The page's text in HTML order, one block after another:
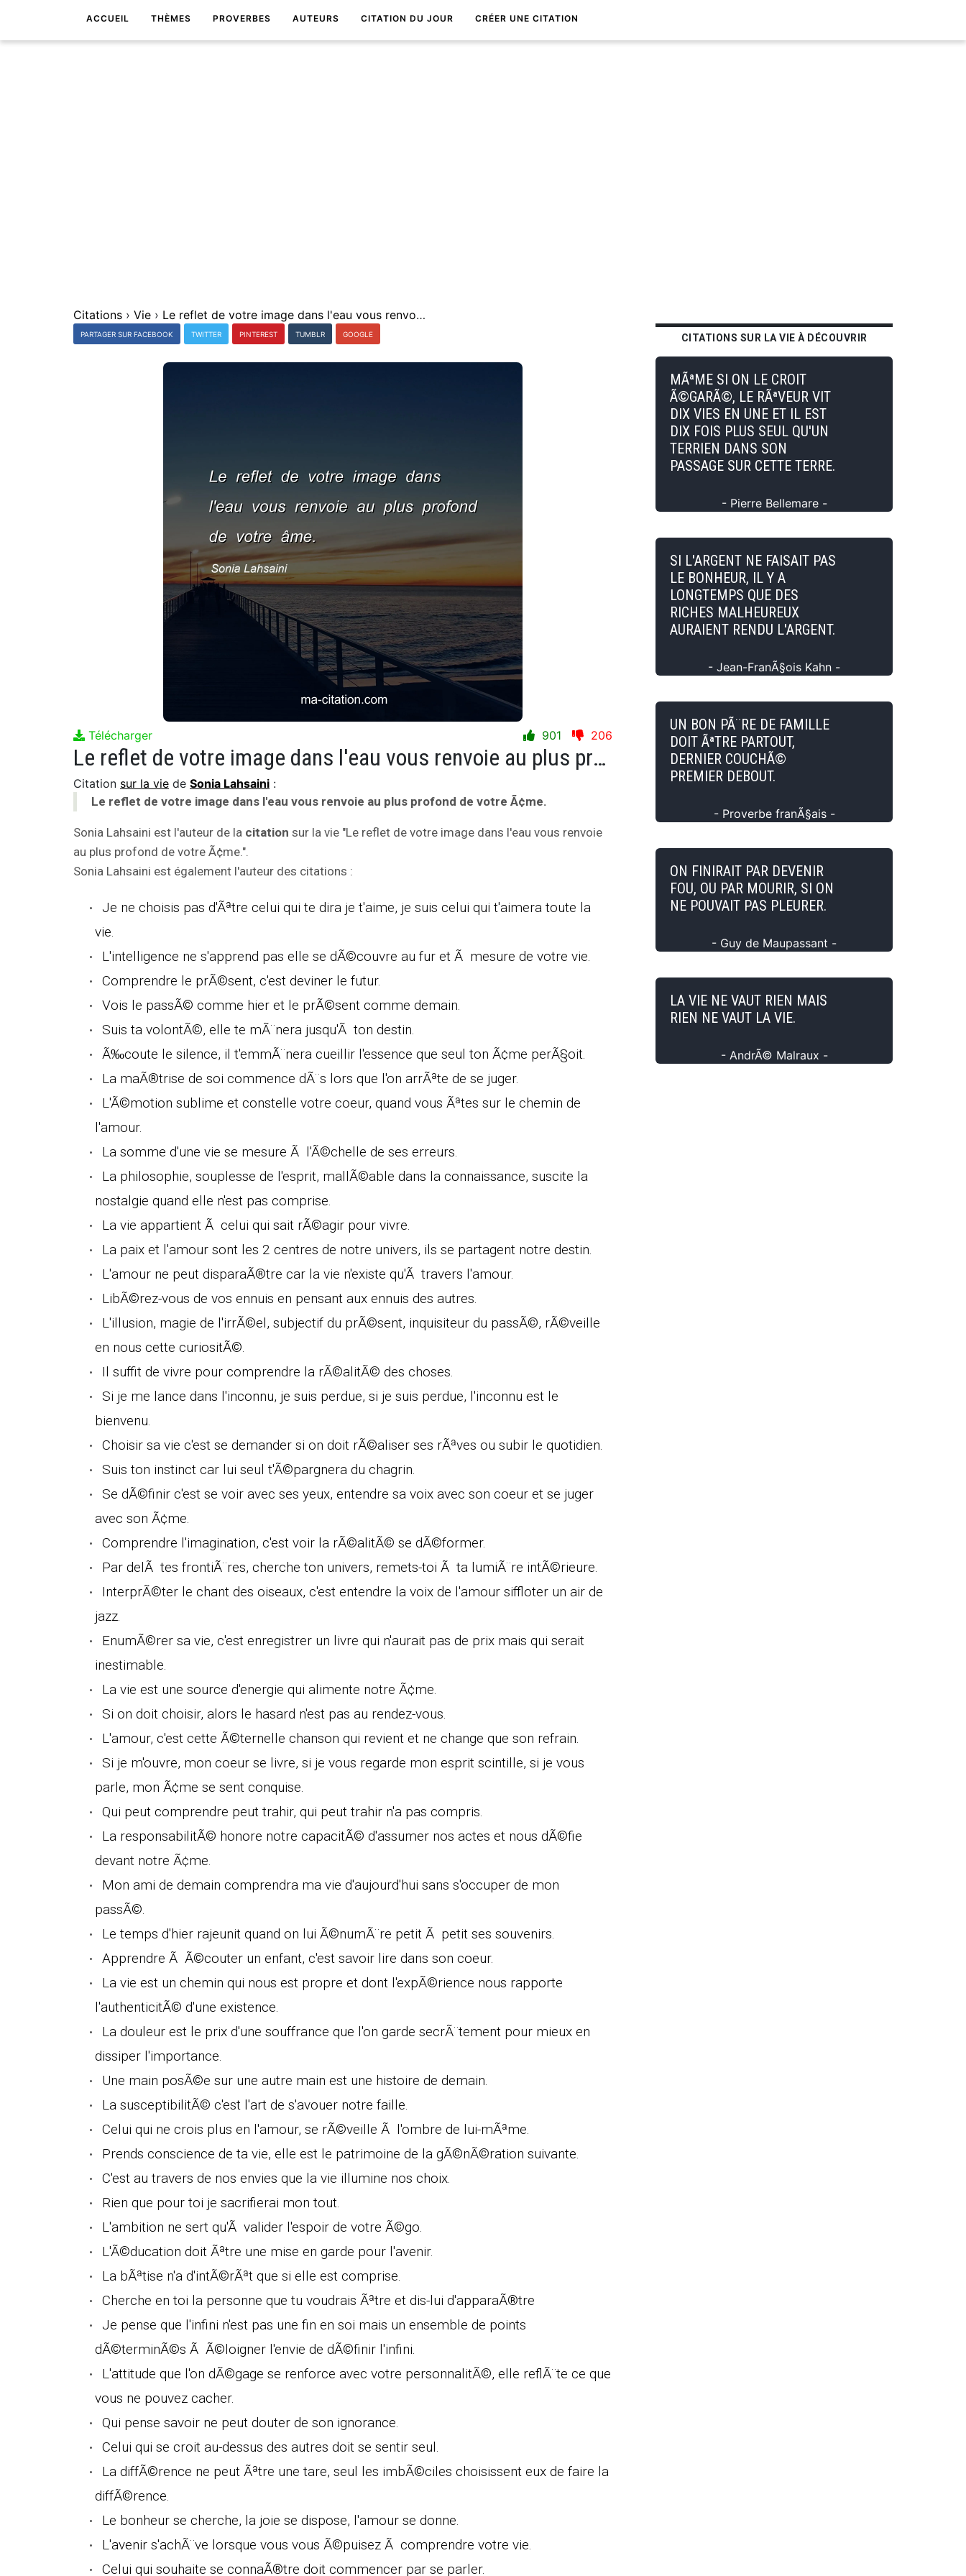
ACCUEIL THÈMES PROVERBES AUTEURS CITATION DU JOUR CRÉER UNE CITATION
Citations › Vie › Le reflet de votre image dans l'eau vous renvoie au plus profond de votre Ã¢me.
PARTAGER SUR FACEBOOK TWITTER PINTEREST TUMBLR GOOGLE
Télécharger 901 206
Le reflet de votre image dans l'eau vous renvoie au plus profond de votre Ã¢me.
Citation sur la vie de Sonia Lahsaini :
Le reflet de votre image dans l'eau vous renvoie au plus profond de votre Ã¢me.
Sonia Lahsaini est l'auteur de la citation sur la vie "Le reflet de votre image dans l'eau vous renvoie
au plus profond de votre Ã¢me.".
Sonia Lahsaini est également l'auteur des citations :
Je ne choisis pas d'Ãªtre celui qui te dira je t'aime, je suis celui qui t'aimera toute la
vie.
L'intelligence ne s'apprend pas elle se dÃ©couvre au fur et Ã mesure de votre vie.
Comprendre le prÃ©sent, c'est deviner le futur.
Vois le passÃ© comme hier et le prÃ©sent comme demain.
Suis ta volontÃ©, elle te mÃ¨nera jusqu'Ã ton destin.
Ã‰coute le silence, il t'emmÃ¨nera cueillir l'essence que seul ton Ã¢me perÃ§oit.
La maÃ®trise de soi commence dÃ¨s lors que l'on arrÃªte de se juger.
L'Ã©motion sublime et constelle votre coeur, quand vous Ãªtes sur le chemin de
l'amour.
La somme d'une vie se mesure Ã l'Ã©chelle de ses erreurs.
La philosophie, souplesse de l'esprit, mallÃ©able dans la connaissance, suscite la
nostalgie quand elle n'est pas comprise.
La vie appartient Ã celui qui sait rÃ©agir pour vivre.
La paix et l'amour sont les 2 centres de notre univers, ils se partagent notre destin.
L'amour ne peut disparaÃ®tre car la vie n'existe qu'Ã travers l'amour.
LibÃ©rez-vous de vos ennuis en pensant aux ennuis des autres.
L'illusion, magie de l'irrÃ©el, subjectif du prÃ©sent, inquisiteur du passÃ©, rÃ©veille
en nous cette curiositÃ©.
Il suffit de vivre pour comprendre la rÃ©alitÃ© des choses.
Si je me lance dans l'inconnu, je suis perdue, si je suis perdue, l'inconnu est le
bienvenu.
Choisir sa vie c'est se demander si on doit rÃ©aliser ses rÃªves ou subir le quotidien.
Suis ton instinct car lui seul t'Ã©pargnera du chagrin.
Se dÃ©finir c'est se voir avec ses yeux, entendre sa voix avec son coeur et se juger
avec son Ã¢me.
Comprendre l'imagination, c'est voir la rÃ©alitÃ© se dÃ©former.
Par delÃ tes frontiÃ¨res, cherche ton univers, remets-toi Ã ta lumiÃ¨re intÃ©rieure.
InterprÃ©ter le chant des oiseaux, c'est entendre la voix de l'amour siffloter un air de
jazz.
EnumÃ©rer sa vie, c'est enregistrer un livre qui n'aurait pas de prix mais qui serait
inestimable.
La vie est une source d'energie qui alimente notre Ã¢me.
Si on doit choisir, alors le hasard n'est pas au rendez-vous.
L'amour, c'est cette Ã©ternelle chanson qui revient et ne change que son refrain.
Si je m'ouvre, mon coeur se livre, si je vous regarde mon esprit scintille, si je vous
parle, mon Ã¢me se sent conquise.
Qui peut comprendre peut trahir, qui peut trahir n'a pas compris.
La responsabilitÃ© honore notre capacitÃ© d'assumer nos actes et nous dÃ©fie
devant notre Ã¢me.
Mon ami de demain comprendra ma vie d'aujourd'hui sans s'occuper de mon
passÃ©.
Le temps d'hier rajeunit quand on lui Ã©numÃ¨re petit Ã petit ses souvenirs.
Apprendre Ã Ã©couter un enfant, c'est savoir lire dans son coeur.
La vie est un chemin qui nous est propre et dont l'expÃ©rience nous rapporte
l'authenticitÃ© d'une existence.
La douleur est le prix d'une souffrance que l'on garde secrÃ¨tement pour mieux en
dissiper l'importance.
Une main posÃ©e sur une autre main est une histoire de demain.
La susceptibilitÃ© c'est l'art de s'avouer notre faille.
Celui qui ne crois plus en l'amour, se rÃ©veille Ã l'ombre de lui-mÃªme.
Prends conscience de ta vie, elle est le patrimoine de la gÃ©nÃ©ration suivante.
C'est au travers de nos envies que la vie illumine nos choix.
Rien que pour toi je sacrifierai mon tout.
L'ambition ne sert qu'Ã valider l'espoir de votre Ã©go.
L'Ã©ducation doit Ãªtre une mise en garde pour l'avenir.
La bÃªtise n'a d'intÃ©rÃªt que si elle est comprise.
Cherche en toi la personne que tu voudrais Ãªtre et dis-lui d'apparaÃ®tre
Je pense que l'infini n'est pas une fin en soi mais un ensemble de points
dÃ©terminÃ©s Ã Ã©loigner l'envie de dÃ©finir l'infini.
L'attitude que l'on dÃ©gage se renforce avec votre personnalitÃ©, elle reflÃ¨te ce que
vous ne pouvez cacher.
Qui pense savoir ne peut douter de son ignorance.
Celui qui se croit au-dessus des autres doit se sentir seul.
La diffÃ©rence ne peut Ãªtre une tare, seul les imbÃ©ciles choisissent eux de faire la
diffÃ©rence.
Le bonheur se cherche, la joie se dispose, l'amour se donne.
L'avenir s'achÃ¨ve lorsque vous vous Ã©puisez Ã comprendre votre vie.
Celui qui souhaite se connaÃ®tre doit commencer par se parler.
CITATIONS SUR LA VIE À DÉCOUVRIR
MÃªME SI ON LE CROIT
Ã©GARÃ©, LE RÃªVEUR VIT
DIX VIES EN UNE ET IL EST
DIX FOIS PLUS SEUL QU'UN
TERRIEN DANS SON
PASSAGE SUR CETTE TERRE.
- Pierre Bellemare -
SI L'ARGENT NE FAISAIT PAS
LE BONHEUR, IL Y A
LONGTEMPS QUE DES
RICHES MALHEUREUX
AURAIENT RENDU L'ARGENT.
- Jean-FranÃ§ois Kahn -
UN BON PÃ¨RE DE FAMILLE
DOIT ÃªTRE PARTOUT,
DERNIER COUCHÃ©
PREMIER DEBOUT.
- Proverbe franÃ§ais -
ON FINIRAIT PAR DEVENIR
FOU, OU PAR MOURIR, SI ON
NE POUVAIT PAS PLEURER.
- Guy de Maupassant -
LA VIE NE VAUT RIEN MAIS
RIEN NE VAUT LA VIE.
- AndrÃ© Malraux -